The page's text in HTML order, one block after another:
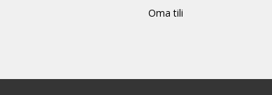
Oma tili